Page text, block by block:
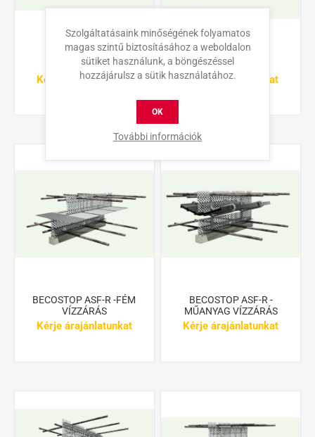
BECOSPACE
Kérje árajánlatunkat
BECOSTOP ASF-R
Kérje árajánlatunkat
BECOSTOP ASF-R -FÉM
VÍZZÁRÁS
Kérje árajánlatunkat
BECOSTOP ASF-R -
MŰANYAG VÍZZÁRÁS
Kérje árajánlatunkat
Szolgáltatásaink minőségének folyamatos
magas szintű biztosításához a weboldalon
sütiket használunk, a böngészéssel
hozzájárulsz a sütik használatához.
OK
További információk